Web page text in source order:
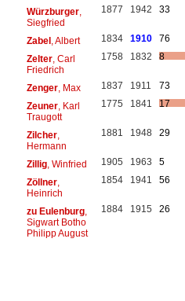
Würzburger,
Siegfried
1877 1942 33
Zabel, Albert 1834 1910
76
Zelter, Carl
Friedrich
1758 1832 8
Zenger, Max 1837 1911
73
Zeuner, Karl
Traugott
1775 1841 17
Zilcher,
Hermann
1881 1948 29
Zillig, Winfried 1905 1963
5
Zöllner,
Heinrich
1854 1941 56
zu Eulenburg,
Sigwart Botho
Philipp August
1884 1915 26